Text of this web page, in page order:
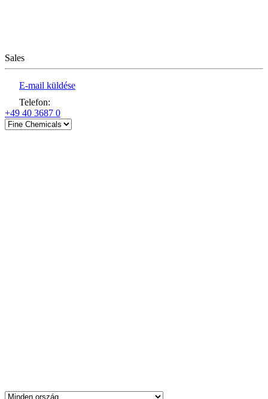
Sales
E-mail küldése
Telefon:
+49 40 3687 0